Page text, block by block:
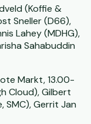
(Koffie &
Sneller (D66),
Lahey (MDHG),
Sahabuddin
Markt, 13.00-
Cloud), Gilbert
SMC), Gerrit Jan